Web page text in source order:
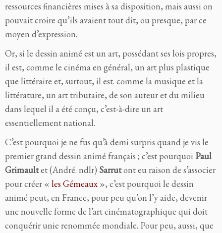
ressources financières mises à sa disposition, mais aussi on
pouvait croire qu’ils avaient tout dit, ou presque, par ce
moyen d’expression.
Or, si le dessin animé est un art, possédant ses lois propres,
il est, comme le cinéma en général, un art plus plastique
que littéraire et, surtout, il est. comme la musique et la
littérature, un art tributaire, de son auteur et du milieu
dans lequel il a été conçu, c’est-à-dire un art
essentiellement national.
C’est pourquoi je ne fus qu’à demi surpris quand je vis le
premier grand dessin animé français ; c’est pourquoi Paul
Grimaultet (André. ndlr) Sarrutont eu raison de s’associer
pour créer « les Gémeaux », c’est pourquoi le dessin
animé peut, en France, pour peu qu’on l’y aide, devenir
une nouvelle forme de l’art cinématographique qui doit
conquérir unie renommée mondiale. Pour peu, aussi, que